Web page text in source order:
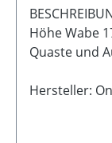
Höhe Wabe
Quaste und
kommt flach
Hersteller: